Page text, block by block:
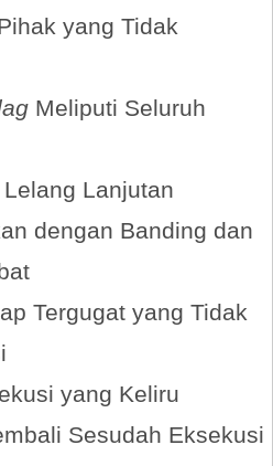
yang Tidak
Meliputi Seluruh
Lanjutan
dengan Banding dan
Tergugat yang Tidak
yang Keliru
Sesudah Eksekusi